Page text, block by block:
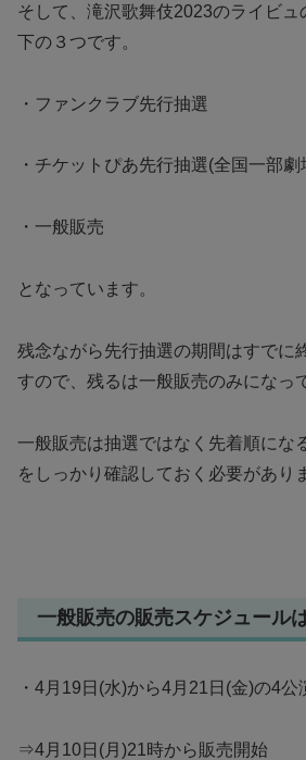
そして、滝沢歌舞伎2023のライビュ
下の３つです。
・ファンクラブ先行抽選
・チケットぴあ先行抽選(全国一部劇
・一般販売
となっています。
残念ながら先行抽選の期間はすでに
すので、残るは一般販売のみになっ
一般販売は抽選ではなく先着順にな
をしっかり確認しておく必要があり
一般販売の販売スケジュール
・4月19日(水)から4月21日(金)の4公
⇒4月10日(月)21時から販売開始